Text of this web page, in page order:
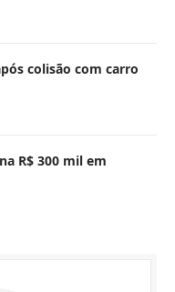
colisão com carro
R$ 300 mil em